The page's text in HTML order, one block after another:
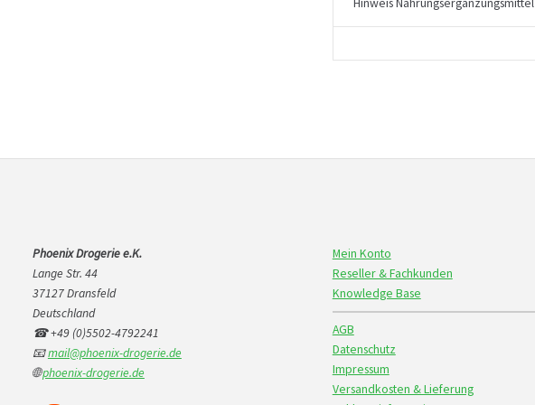
Hinweis Nahrungsergänzungsmittel
Phoenix Drogerie e.K.
Lange Str. 44
37127 Dransfeld
Deutschland
☎ +49 (0)5502-4792241
📧mail@phoenix-drogerie.de
🌐phoenix-drogerie.de
Mein Konto
Reseller & Fachkunden
Knowledge Base
AGB
Datenschutz
Impressum
Versandkosten & Lieferung